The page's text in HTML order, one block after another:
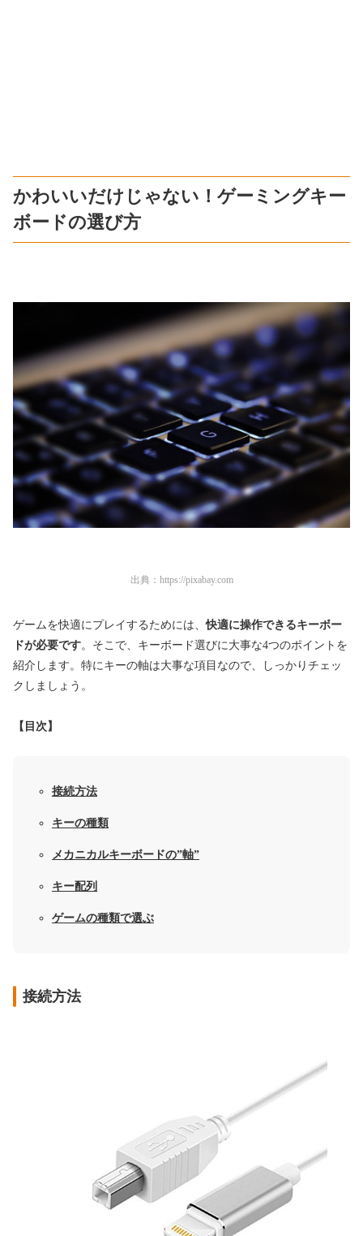
かわいいだけじゃない！ゲーミングキー
ボードの選び方
出典： https://pixabay.com
ゲームを快適にプレイするためには、快適に操作できるキーボー
ドが必要です。そこで、キーボード選びに大事な4つのポイントを
紹介します。特にキーの軸は大事な項目なので、しっかりチェッ
クしましょう。
【目次】
接続方法
キーの種類
メカニカルキーボードの”軸”
キー配列
ゲームの種類で選ぶ
接続方法